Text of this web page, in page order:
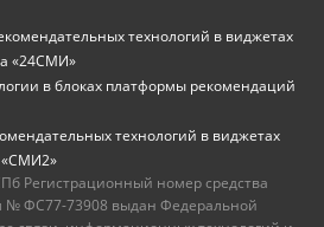
технологий в виджетах
«24СМИ»
в блоках платформы рекомендаций
технологий в виджетах
«СМИ2»
Регистрационный номер средства
ФС77-73908 выдан Федеральной